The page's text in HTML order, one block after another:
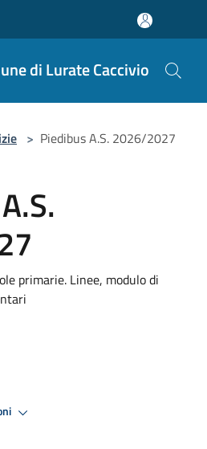
di Lurate Caccivio
> Piedibus A.S. 2026/2027
primarie. Linee, modulo di